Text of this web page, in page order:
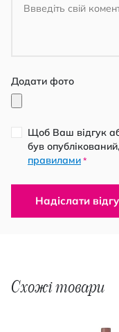
Додати фото
Щоб Ваш відгук
був
правилами *
Надіслати
Схожі товари